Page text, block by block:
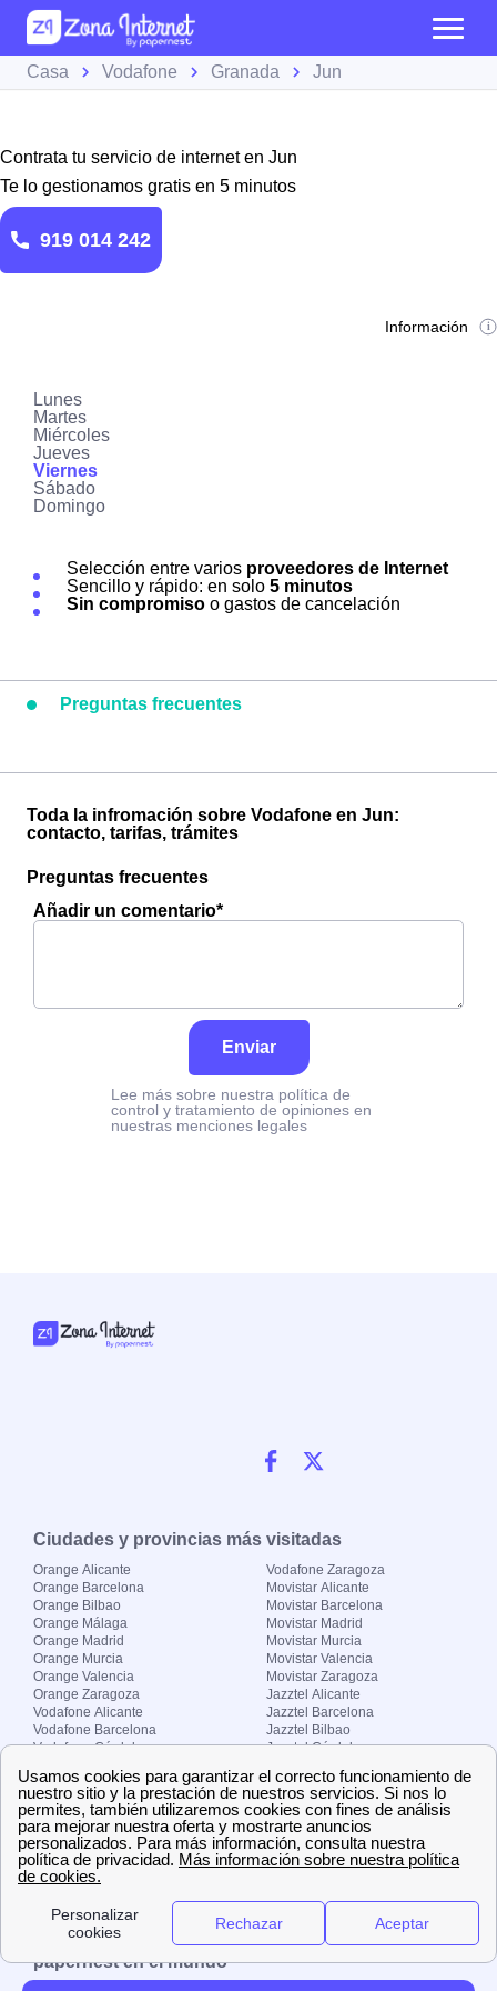
Casa Vodafone Granada Jun
Contrata tu servicio de internet en Jun
Te lo gestionamos gratis en 5 minutos
919 014 242
Información
Lunes
Martes
Miércoles
Jueves
Viernes
Sábado
Domingo
Selección entre varios proveedores de Internet
Sencillo y rápido: en solo 5 minutos
Sin compromiso o gastos de cancelación
Preguntas frecuentes
Toda la infromación sobre Vodafone en Jun:
contacto, tarifas, trámites
Preguntas frecuentes
Añadir un comentario*
Enviar
Lee más sobre nuestra política de
control y tratamiento de opiniones en
nuestras menciones legales
Ciudades y provincias más visitadas
Orange Alicante
Orange Barcelona
Orange Bilbao
Orange Málaga
Orange Madrid
Orange Murcia
Orange Valencia
Orange Zaragoza
Vodafone Alicante
Vodafone Barcelona
Vodafone Córdoba
Vodafone Madrid
Vodafone Murcia
Vodafone Valencia
Vodafone Zaragoza
Movistar Alicante
Movistar Barcelona
Movistar Madrid
Movistar Murcia
Movistar Valencia
Movistar Zaragoza
Jazztel Alicante
Jazztel Barcelona
Jazztel Bilbao
Jazztel Córdoba
Jazztel Málaga
Jazztel Valencia
Jazztel Zaragoza
Sobre Zona-internet.com
¿Quiénes somos?
El grupo papernest
Aviso legal Nuestras ofertas de trabajo
papernest en el mundo